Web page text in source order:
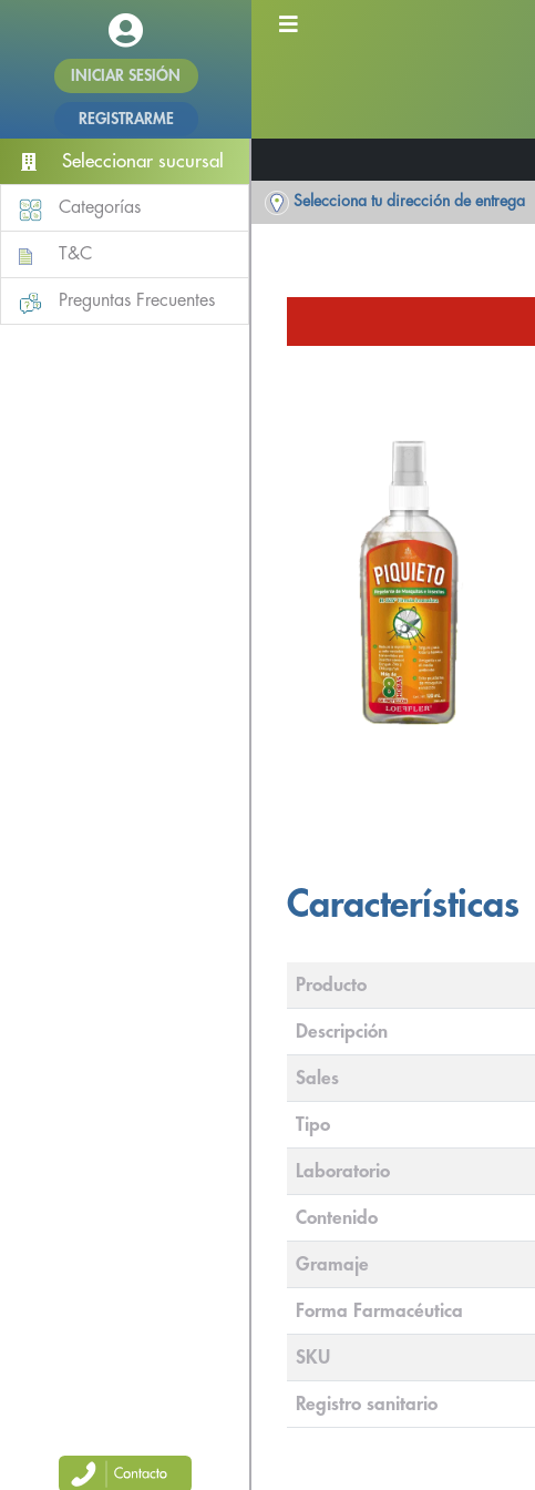
INICIAR SESIÓN
REGISTRARME
Seleccionar sucursal
Categorías
T&C
Preguntas Frecuentes
Selecciona tu dirección de entrega
Características
Producto
Descripción
Sales
Tipo
Laboratorio
Contenido
Gramaje
Forma Farmacéutica
SKU
Registro sanitario